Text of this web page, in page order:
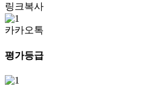
링크복사
카카오톡
평가등급